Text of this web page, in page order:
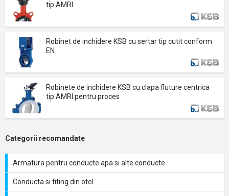
tip AMRI
Robinet de inchidere KSB cu sertar tip cutit conform
EN
Robinete de inchidere KSB cu clapa fluture centrica
tip AMRI pentru proces
Categorii recomandate
Armatura pentru conducte apa si alte conducte
Conducta si fiting din otel